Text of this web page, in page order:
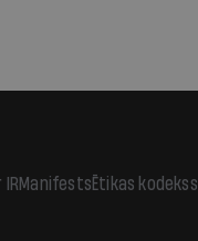
IRManifestsĒtikas kodekss